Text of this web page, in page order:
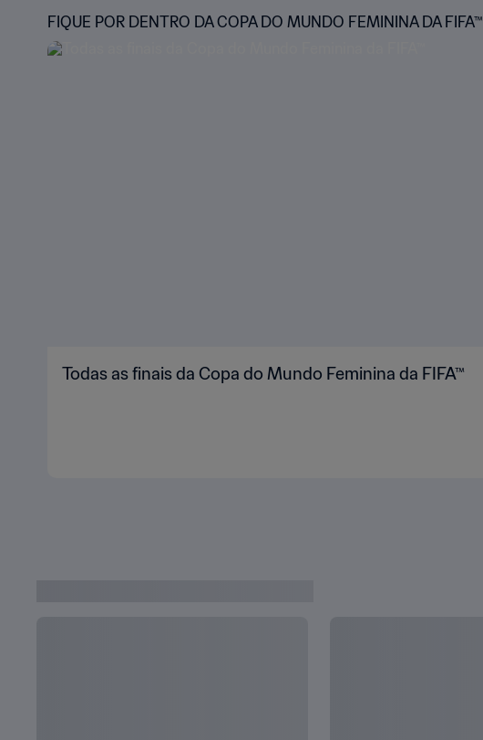
FIQUE POR DENTRO DA COPA DO MUNDO FEMININA DA FIFA™
Todas as finais da Copa do Mundo Feminina da FIFA™